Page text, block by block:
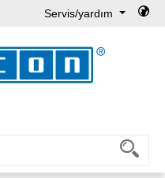
Servis/yardım